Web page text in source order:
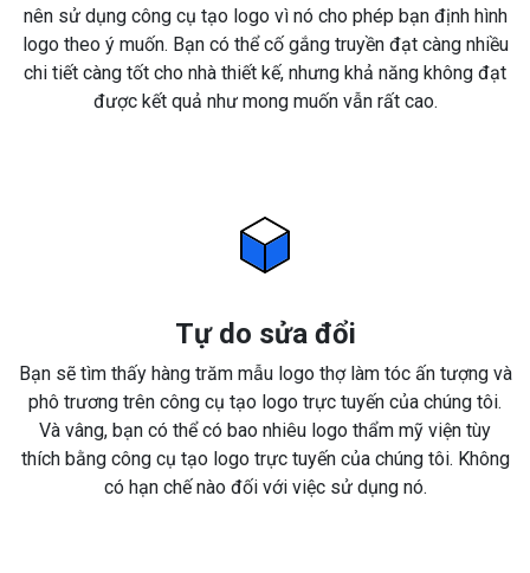
nên sử dụng công cụ tạo logo vì nó cho phép bạn định hình
logo theo ý muốn. Bạn có thể cố gắng truyền đạt càng nhiều
chi tiết càng tốt cho nhà thiết kế, nhưng khả năng không đạt
được kết quả như mong muốn vẫn rất cao.
Tự do sửa đổi
Bạn sẽ tìm thấy hàng trăm mẫu logo thợ làm tóc ấn tượng và
phô trương trên công cụ tạo logo trực tuyến của chúng tôi.
Và vâng, bạn có thể có bao nhiêu logo thẩm mỹ viện tùy
thích bằng công cụ tạo logo trực tuyến của chúng tôi. Không
có hạn chế nào đối với việc sử dụng nó.